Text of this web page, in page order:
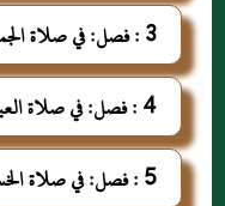
3 : فصل: في صلاة الجمعة
4 : فصل: في صلاة العيدين
5 : فصل: في صلاة الخسوف و الكسوف